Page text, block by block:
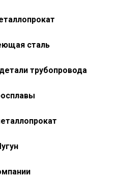
сталь
трубопровода